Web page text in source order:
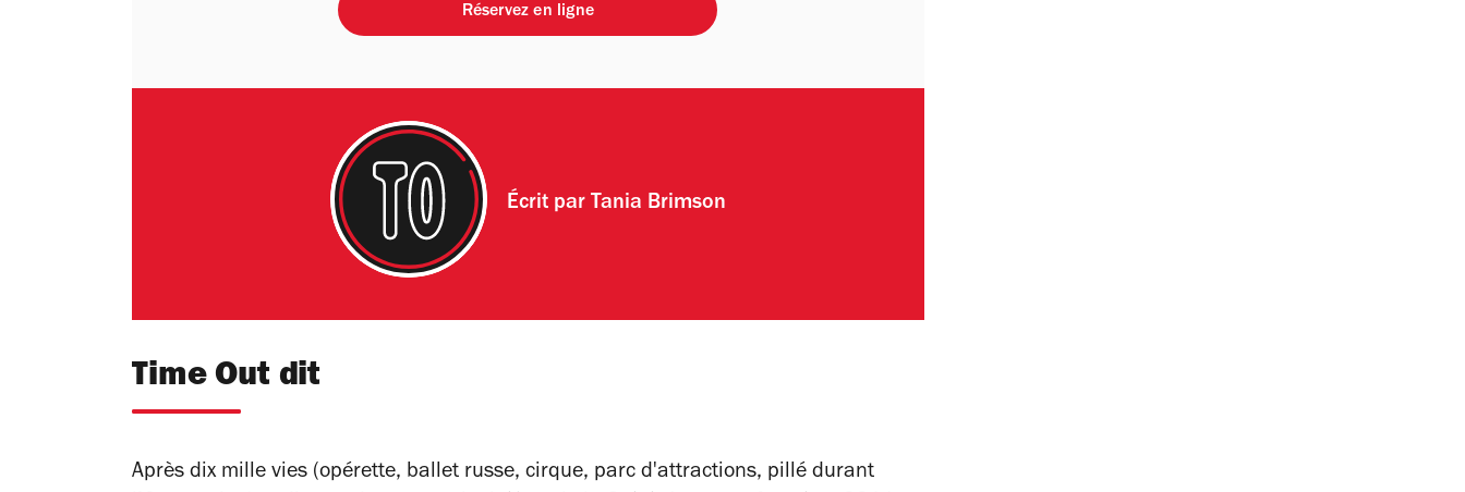
Réservez en ligne
Écrit par Tania Brimson
Time Out dit
Après dix mille vies (opérette, ballet russe, cirque, parc d'attractions, pillé durant